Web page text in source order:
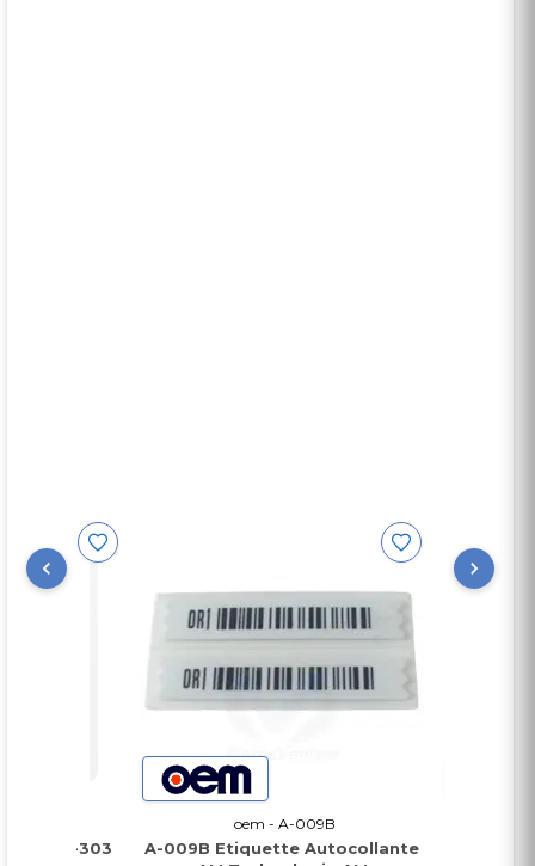
SD-303
oem - A-009B
A-009B Etiquette Autocollante